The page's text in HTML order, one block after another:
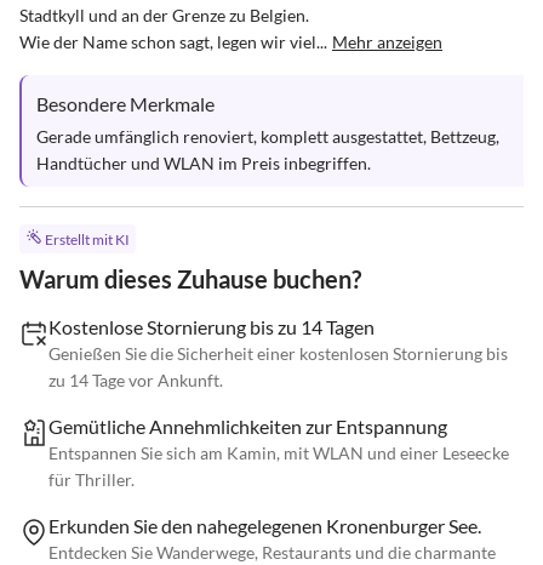
Stadtkyll und an der Grenze zu Belgien.
Wie der Name schon sagt, legen wir viel... Mehr anzeigen
Besondere Merkmale
Gerade umfänglich renoviert, komplett ausgestattet, Bettzeug,
Handtücher und WLAN im Preis inbegriffen.
Erstellt mit KI
Warum dieses Zuhause buchen?
Kostenlose Stornierung bis zu 14 Tagen
Genießen Sie die Sicherheit einer kostenlosen Stornierung bis
zu 14 Tage vor Ankunft.
Gemütliche Annehmlichkeiten zur Entspannung
Entspannen Sie sich am Kamin, mit WLAN und einer Leseecke
für Thriller.
Erkunden Sie den nahegelegenen Kronenburger See.
Entdecken Sie Wanderwege, Restaurants und die charmante